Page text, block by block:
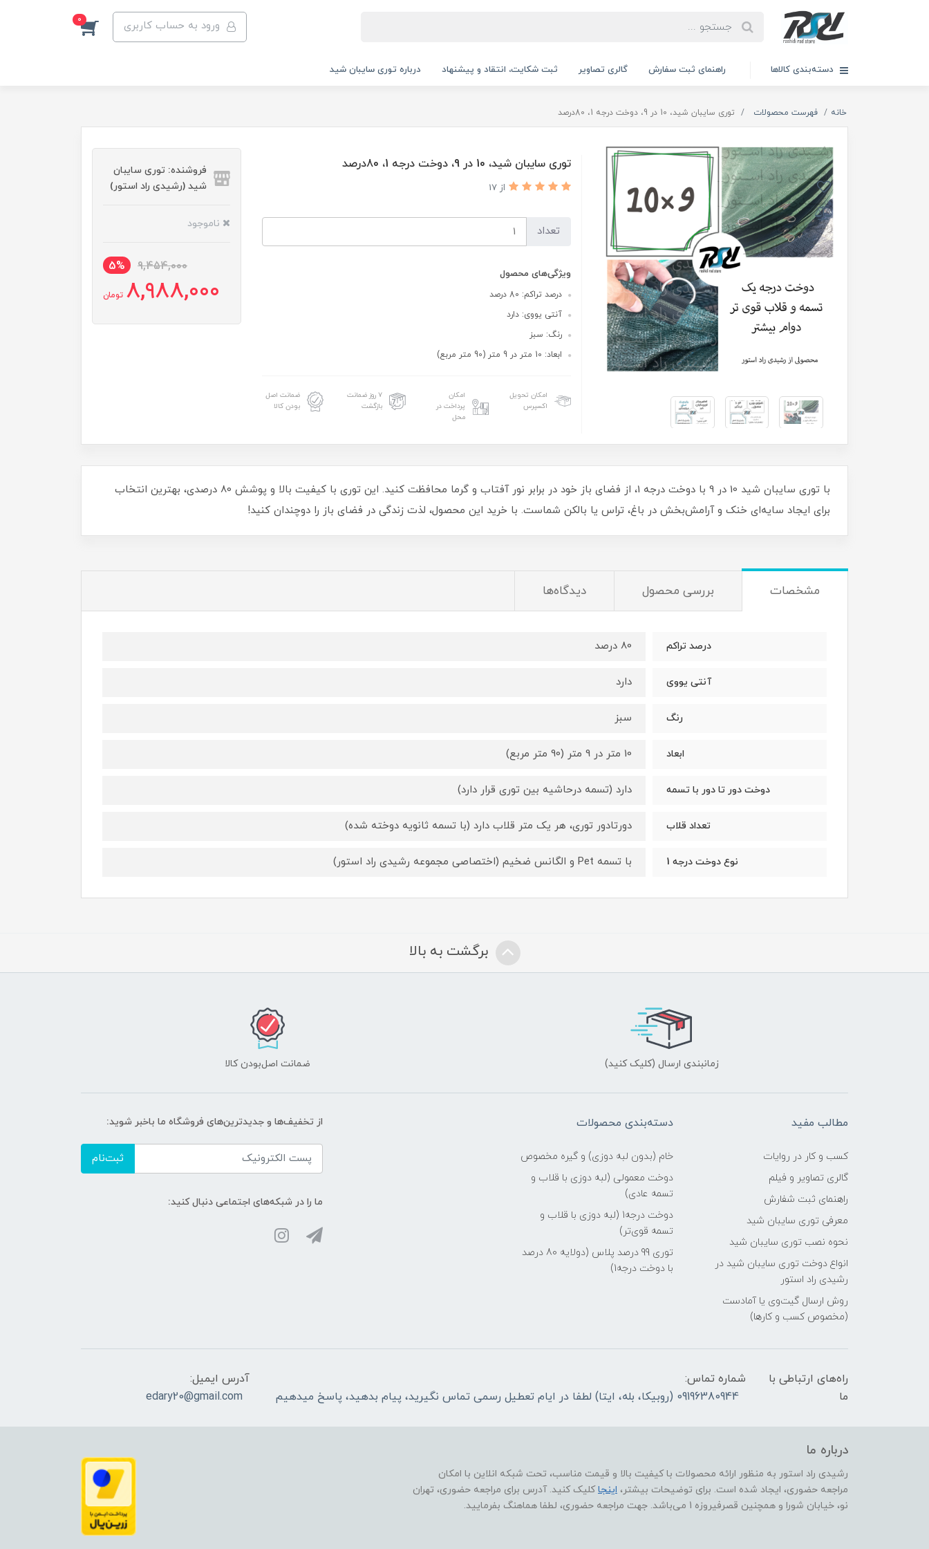
ورود به حساب کاربری 0
دسته‌بندی کالاها راهنمای ثبت سفارش گالری تصاویر ثبت شکایت، انتقاد و پیشنهاد درباره توری سایبان شید
خانه فهرست محصولات توری سایبان شید، 10 در 9، دوخت درجه 1، 80درصد
توری سایبان شید، 10 در 9، دوخت درجه 1، 80درصد
از 17
تعداد
ویژگی‌های محصول
درصد تراکم: 80 درصد
آنتی یووی: دارد
رنگ: سبز
ابعاد: 10 متر در 9 متر (90 متر مربع)
امکان تحویل
اکسپرس
امکان
پرداخت در
محل
۷ روز ضمانت
بازگشت
ضمانت اصل
بودن کالا
فروشنده: توری سایبان
شید (رشیدی راد استور)
ناموجود
9,454,000
5%
8,988,000 تومان
با توری سایبان شید 10 در 9 با دوخت درجه 1، از فضای باز خود در برابر نور آفتاب و گرما محافظت کنید. این توری با کیفیت بالا و پوشش 80 درصدی، بهترین انتخاب
برای ایجاد سایه‌ای خنک و آرامش‌بخش در باغ، تراس یا بالکن شماست. با خرید این محصول، لذت زندگی در فضای باز را دوچندان کنید!
مشخصات بررسی محصول دیدگاه‌ها
درصد تراکم 80 درصد
آنتی یووی دارد
رنگ سبز
ابعاد 10 متر در 9 متر (90 متر مربع)
دوخت دور تا دور با تسمه دارد (تسمه درحاشیه بین توری قرار دارد)
تعداد قلاب دورتادور توری، هر یک متر قلاب دارد (با تسمه ثانویه دوخته شده)
نوع دوخت درجه 1 با تسمه Pet و الگانس ضخیم (اختصاصی مجموعه رشیدی راد استور)
برگشت به بالا
زمانبندی ارسال (کلیک کنید) ضمانت اصل‌بودن کالا
مطالب مفید
کسب و کار در روایات
گالری تصاویر و فیلم
راهنمای ثبت شفارش
معرفی توری سایبان شید
نحوه نصب توری سایبان شید
انواع دوخت توری سایبان شید در
رشیدی راد استور
روش ارسال گیت‌وی یا آمادست
(مخصوص کسب و کارها)
دسته‌بندی محصولات
خام (بدون لبه دوزی) و گیره مخصوص
دوخت معمولی (لبه دوزی با قلاب و
تسمه عادی)
دوخت درجه1 (لبه دوزی با قلاب و
تسمه قوی‌تر)
توری 99 درصد پلاس (دولایه 80 درصد
با دوخت درجه1)
از تخفیف‌ها و جدیدترین‌های فروشگاه ما باخبر شوید:
ثبت‌نام
ما را در شبکه‌های اجتماعی دنبال کنید:
راه‌های ارتباطی با
ما
شماره تماس:
09196380944 (روبیکا، بله، ایتا) لطفا در ایام تعطیل رسمی تماس نگیرید، پیام بدهید، پاسخ میدهیم
آدرس ایمیل:
edary20@gmail.com
درباره ما
رشیدی راد استور به منظور ارائه محصولات با کیفیت بالا و قیمت مناسب، تحت شبکه انلاین با امکان
مراجعه حضوری، ایجاد شده است. برای توضیحات بیشتر، اینجاکلیک کنید. آدرس برای مراجعه حضوری، تهران
نو، خیابان شورا و همچنین قصرفیروزه 1 می‌باشد. جهت مراجعه حضوری، لطفا هماهنگ بفرمایید.